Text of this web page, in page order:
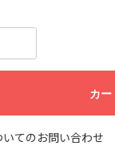
カー
てのお問い合わせ